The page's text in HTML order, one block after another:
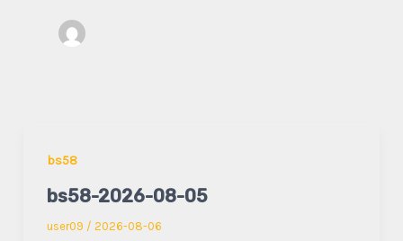
bs58
bs58-2026-08-05
user09 / 2026-08-06